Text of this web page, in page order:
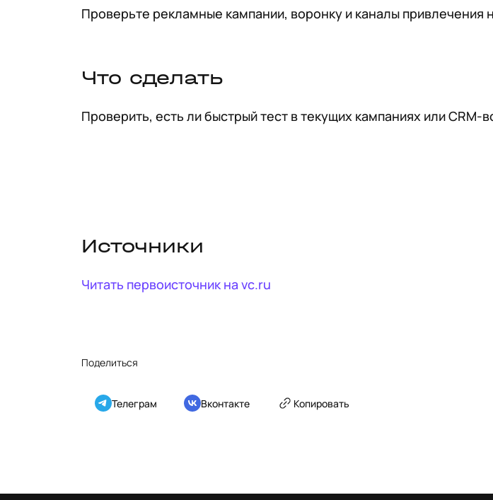
Проверьте рекламные кампании, воронку и каналы
Что сделать
Проверить, есть ли быстрый тест в текущих кампаниях или CRM-
Источники
Читать первоисточник на vc.ru
Поделиться
Телеграм Вконтакте Копировать